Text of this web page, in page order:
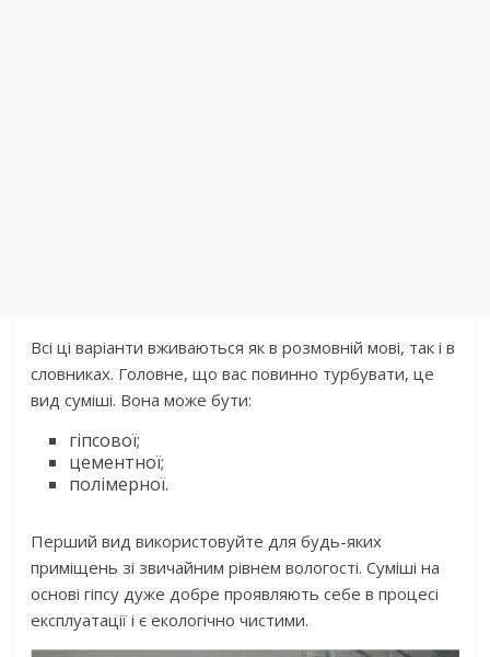
Всі ці варіанти вживаються як в розмовній мові, так і в
словниках. Головне, що вас повинно турбувати, це
вид суміші. Вона може бути:
гіпсової;
цементної;
полімерної.
Перший вид використовуйте для будь-яких
приміщень зі звичайним рівнем вологості. Суміші на
основі гіпсу дуже добре проявляють себе в процесі
експлуатації і є екологічно чистими.